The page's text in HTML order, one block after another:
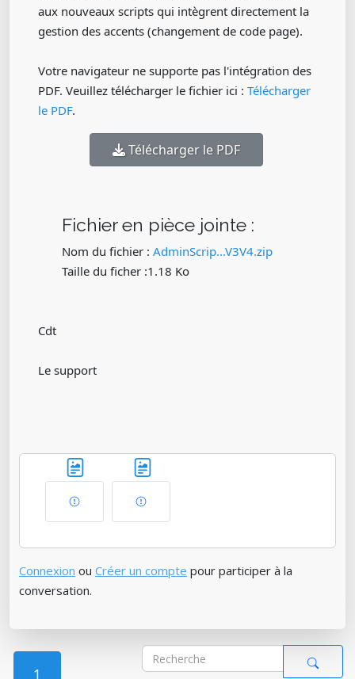
aux nouveaux scripts qui intègrent directement la
gestion des accents (changement de code page).
Votre navigateur ne supporte pas l'intégration des
PDF. Veuillez télécharger le fichier ici : Télécharger
le PDF.
Télécharger le PDF
Fichier en pièce jointe :
Nom du fichier : AdminScrip...V3V4.zip
Taille du ficher :1.18 Ko
Cdt
Le support
Connexion ou Créer un compte pour participer à la
conversation.
1